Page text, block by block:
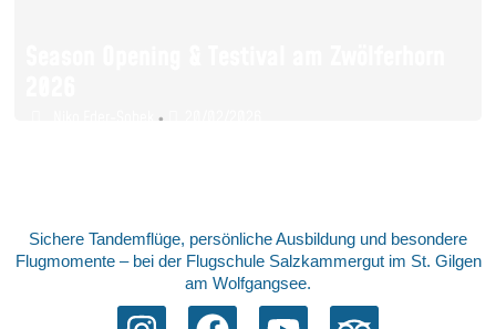
•
Sichere Tandemflüge, persönliche Ausbildung und besondere
Flugmomente – bei der Flugschule Salzkammergut im St. Gilgen
am Wolfgangsee.